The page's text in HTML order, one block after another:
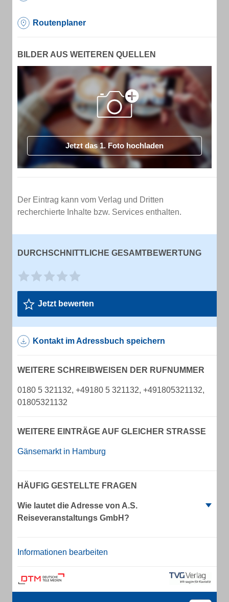
Routenplaner
BILDER AUS WEITEREN QUELLEN
Jetzt das 1. Foto hochladen
Der Eintrag kann vom Verlag und Dritten
recherchierte Inhalte bzw. Services enthalten.
DURCHSCHNITTLICHE GESAMTBEWERTUNG
Jetzt bewerten
Kontakt im Adressbuch speichern
WEITERE SCHREIBWEISEN DER RUFNUMMER
0180 5 321132, +49180 5 321132, +491805321132,
01805321132
WEITERE EINTRÄGE AUF GLEICHER STRASSE
Gänsemarkt in Hamburg
HÄUFIG GESTELLTE FRAGEN
Wie lautet die Adresse von A.S.
Reiseveranstaltungs GmbH?
Informationen bearbeiten